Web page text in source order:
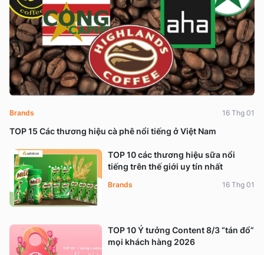
TOP 15 Các thương hiệu cà phê nổi tiếng ở Việt Nam
Brands 16 Thg 01
TOP 10 các thương hiệu sữa nổi
tiếng trên thế giới uy tín nhất
Brands 16 Thg 01
TOP 10 Ý tưởng Content 8/3 “tán đổ”
mọi khách hàng 2026